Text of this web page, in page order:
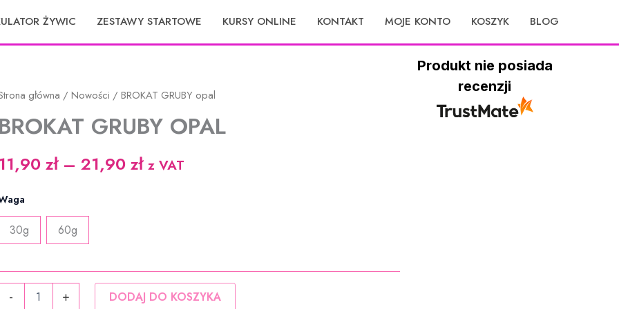
ŻYWIC ZESTAWY STARTOWE KURSY ONLINE KONTAKT MOJE KONTO KOSZYK BLOG
główna / Nowości / BROKAT GRUBY opal
BROKAT GRUBY OPAL
11,90 zł – 21,90 złZakres
do
21,90 zł
z VAT
30g 60g
-
BROKAT
+ DODAJ DO KOSZYKA
Produkt nie posiada
recenzji